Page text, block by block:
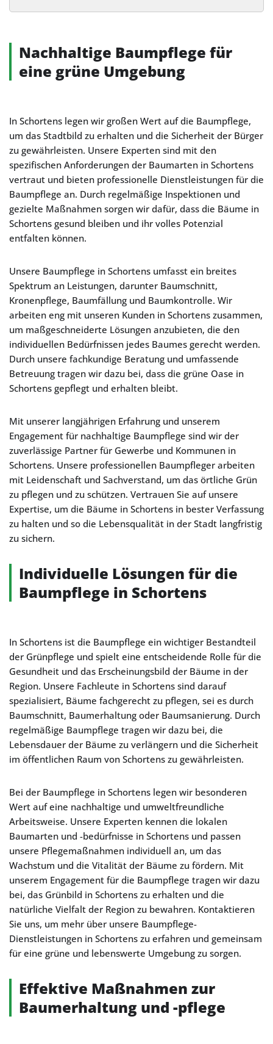
Alternative:
Nachhaltige Baumpflege für
eine grüne Umgebung
In Schortens legen wir großen Wert auf die Baumpflege,
um das Stadtbild zu erhalten und die Sicherheit der Bürger
zu gewährleisten. Unsere Experten sind mit den
spezifischen Anforderungen der Baumarten in Schortens
vertraut und bieten professionelle Dienstleistungen für die
Baumpflege an. Durch regelmäßige Inspektionen und
gezielte Maßnahmen sorgen wir dafür, dass die Bäume in
Schortens gesund bleiben und ihr volles Potenzial
entfalten können.
Unsere Baumpflege in Schortens umfasst ein breites
Spektrum an Leistungen, darunter Baumschnitt,
Kronenpflege, Baumfällung und Baumkontrolle. Wir
arbeiten eng mit unseren Kunden in Schortens zusammen,
um maßgeschneiderte Lösungen anzubieten, die den
individuellen Bedürfnissen jedes Baumes gerecht werden.
Durch unsere fachkundige Beratung und umfassende
Betreuung tragen wir dazu bei, dass die grüne Oase in
Schortens gepflegt und erhalten bleibt.
Mit unserer langjährigen Erfahrung und unserem
Engagement für nachhaltige Baumpflege sind wir der
zuverlässige Partner für Gewerbe und Kommunen in
Schortens. Unsere professionellen Baumpfleger arbeiten
mit Leidenschaft und Sachverstand, um das örtliche Grün
zu pflegen und zu schützen. Vertrauen Sie auf unsere
Expertise, um die Bäume in Schortens in bester Verfassung
zu halten und so die Lebensqualität in der Stadt langfristig
zu sichern.
Individuelle Lösungen für die
Baumpflege in Schortens
In Schortens ist die Baumpflege ein wichtiger Bestandteil
der Grünpflege und spielt eine entscheidende Rolle für die
Gesundheit und das Erscheinungsbild der Bäume in der
Region. Unsere Fachleute in Schortens sind darauf
spezialisiert, Bäume fachgerecht zu pflegen, sei es durch
Baumschnitt, Baumerhaltung oder Baumsanierung. Durch
regelmäßige Baumpflege tragen wir dazu bei, die
Lebensdauer der Bäume zu verlängern und die Sicherheit
im öffentlichen Raum von Schortens zu gewährleisten.
Bei der Baumpflege in Schortens legen wir besonderen
Wert auf eine nachhaltige und umweltfreundliche
Arbeitsweise. Unsere Experten kennen die lokalen
Baumarten und -bedürfnisse in Schortens und passen
unsere Pflegemaßnahmen individuell an, um das
Wachstum und die Vitalität der Bäume zu fördern. Mit
unserem Engagement für die Baumpflege tragen wir dazu
bei, das Grünbild in Schortens zu erhalten und die
natürliche Vielfalt der Region zu bewahren. Kontaktieren
Sie uns, um mehr über unsere Baumpflege-
Dienstleistungen in Schortens zu erfahren und gemeinsam
für eine grüne und lebenswerte Umgebung zu sorgen.
Effektive Maßnahmen zur
Baumerhaltung und -pflege